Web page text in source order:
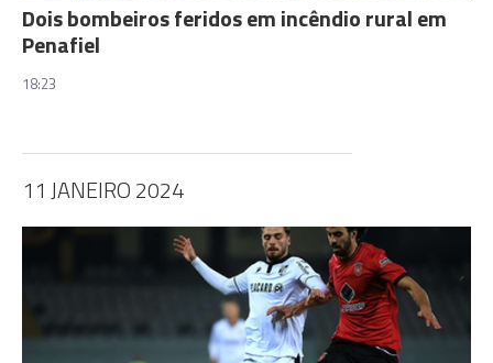
Dois bombeiros feridos em incêndio rural em
Penafiel
18:23
11 JANEIRO 2024